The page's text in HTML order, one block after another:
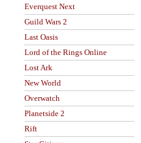
Everquest Next
Guild Wars 2
Last Oasis
Lord of the Rings Online
Lost Ark
New World
Overwatch
Planetside 2
Rift